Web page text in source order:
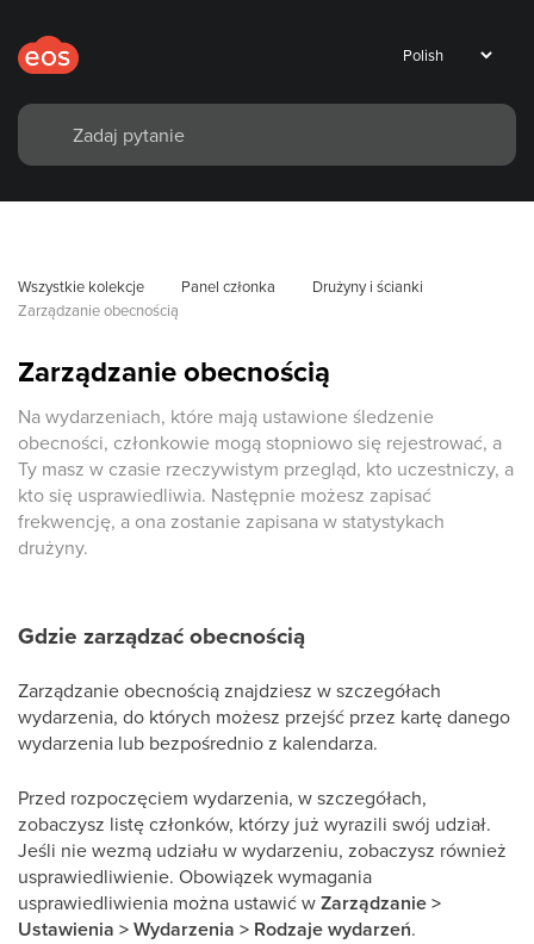
Wszystkie kolekcje Panel członka
Drużyny i ścianki
Zarządzanie obecnością
Zarządzanie obecnością
Na wydarzeniach, które mają ustawione śledzenie
obecności, członkowie mogą stopniowo się rejestrować, a
Ty masz w czasie rzeczywistym przegląd, kto uczestniczy, a
kto się usprawiedliwia. Następnie możesz zapisać
frekwencję, a ona zostanie zapisana w statystykach
drużyny.
Gdzie zarządzać obecnością
Zarządzanie obecnością znajdziesz w szczegółach
wydarzenia, do których możesz przejść przez kartę danego
wydarzenia lub bezpośrednio z kalendarza.
Przed rozpoczęciem wydarzenia, w szczegółach,
zobaczysz listę członków, którzy już wyrazili swój udział.
Jeśli nie wezmą udziału w wydarzeniu, zobaczysz również
usprawiedliwienie. Obowiązek wymagania
usprawiedliwienia można ustawić wZarządzanie >
Ustawienia > Wydarzenia > Rodzaje wydarzeń.